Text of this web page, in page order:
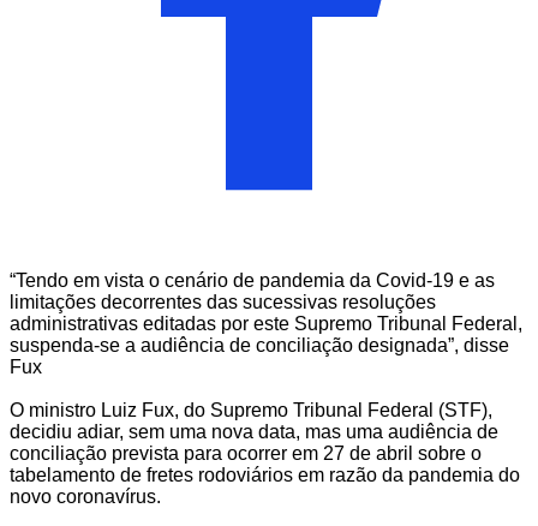
“Tendo em vista o cenário de pandemia da Covid-19 e as
limitações decorrentes das sucessivas resoluções
administrativas editadas por este Supremo Tribunal Federal,
suspenda-se a audiência de conciliação designada”, disse
Fux
O ministro Luiz Fux, do Supremo Tribunal Federal (STF),
decidiu adiar, sem uma nova data, mas uma audiência de
conciliação prevista para ocorrer em 27 de abril sobre o
tabelamento de fretes rodoviários em razão da pandemia do
novo coronavírus.